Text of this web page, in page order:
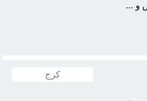
و ...
کرج